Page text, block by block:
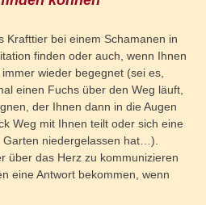
Krafttier bei einem Schamanen in
finden oder auch, wenn Ihnen
wieder begegnet (sei es,
einen Fuchs über den Weg läuft,
der Ihnen dann in die Augen
Weg mit Ihnen teilt oder sich eine
Garten niedergelassen hat…).
über das Herz zu kommunizieren
eine Antwort bekommen, wenn